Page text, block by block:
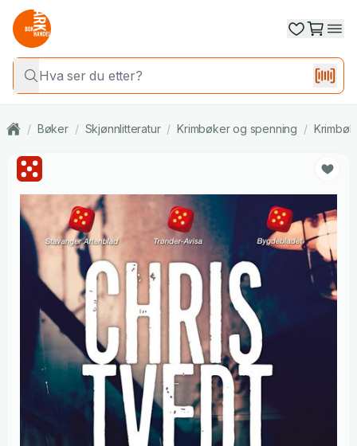
/ Bøker / Skjønnlitteratur / Krimbøker og spenning /